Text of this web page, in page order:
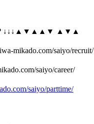
？↓↓↓▲▼▲▲▼ ▲▼▲
mikado.com/saiyo/recruit/
saiyo/career/
saiyo/parttime/